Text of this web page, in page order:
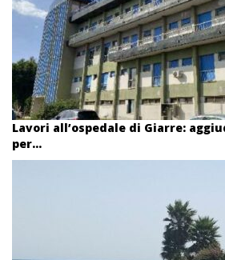
Lavori all’ospedale di Giarre:
per...